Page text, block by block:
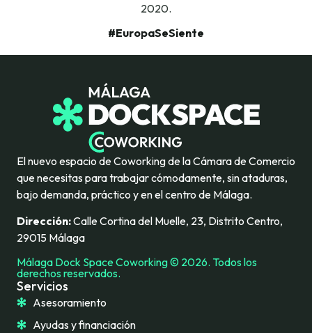
2020.
#EuropaSeSiente
Servicios
Asesoramiento
Ayudas y financiación
El nuevo espacio de Coworking de la Cámara de Comercio
que necesitas para trabajar cómodamente, sin ataduras,
bajo demanda, práctico y en el centro de Málaga.
Dirección:Calle Cortina del Muelle, 23, Distrito Centro,
29015 Málaga
Málaga Dock Space Coworking © 2026. Todos los
derechos reservados.